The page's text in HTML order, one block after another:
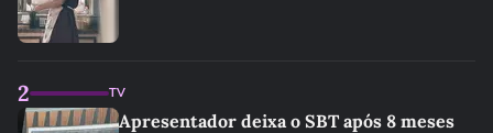
2 TV
Apresentador deixa o SBT após 8 meses